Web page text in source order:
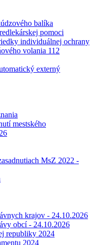
balíka
pomoci
individuálnej ochrany
volania 112
externý
mestského
MsZ 2022 -
krajov - 24.10.2026
obcí - 24.10.2026
republiky 2024
2024